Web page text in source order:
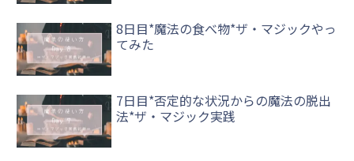
8日目*魔法の食べ物*ザ・マジックやっ
てみた
7日目*否定的な状況からの魔法の脱出
法*ザ・マジック実践